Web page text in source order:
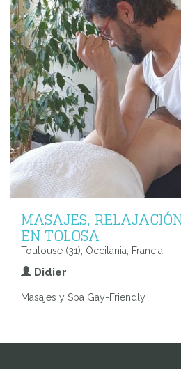
MASAJES,
EN TOLOSA
Toulouse (31), Occitania, Francia
Didier
Masajes y Spa Gay-Friendly